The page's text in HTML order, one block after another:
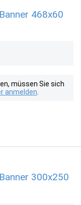
468x60
müssen Sie sich
anmelden
300x250